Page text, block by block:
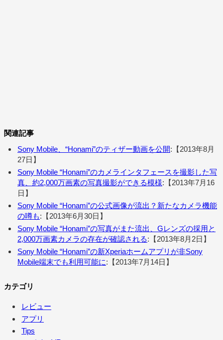
関連記事
Sony Mobile、“Honami”のティザー動画を公開:【2013年8月
27日】
Sony Mobile “Honami”のカメラインタフェースを撮影した写
真、約2,000万画素の写真撮影ができる模様:【2013年7月16
日】
Sony Mobile “Honami”の公式画像が流出？新たなカメラ機能
の噂も:【2013年6月30日】
Sony Mobile “Honami”の写真がまた流出、Gレンズの採用と
2,000万画素カメラの存在が確認される:【2013年8月2日】
Sony Mobile “Honami”の新Xperiaホームアプリが非Sony
Mobile端末でも利用可能に:【2013年7月14日】
カテゴリ
レビュー
アプリ
Tips